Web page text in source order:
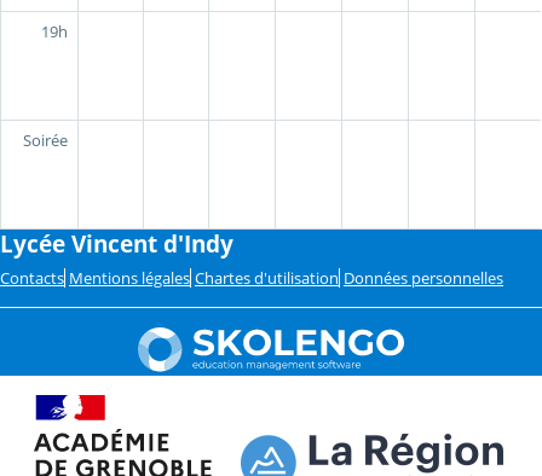
19h
Soirée
Lycée Vincent d'Indy
Contacts Mentions légales Chartes d'utilisation Données personnelles